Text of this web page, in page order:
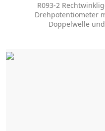
R093-2
Drehpotentiometer
Doppelwelle